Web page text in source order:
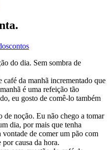
do dia. Sem sombra de
café da manhã incrementado que
é uma refeição tão
eu gosto de comê-lo também
noção. Eu não chego a tomar
dia, por mais que tenha
de comer um pão com
causa da hora.